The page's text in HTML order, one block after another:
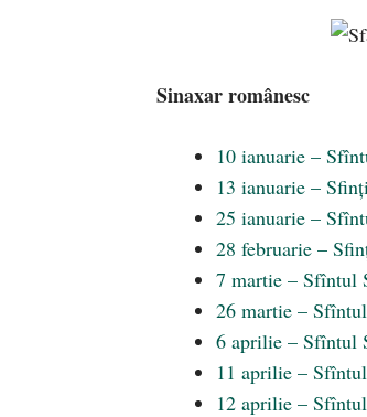
Sinaxar românesc
10 ianuarie –
13 ianuarie –
25 ianuarie –
28 februarie –
7 martie – Sfîntul
26 martie –
6 aprilie – Sfîntul
11 aprilie –
12 aprilie –